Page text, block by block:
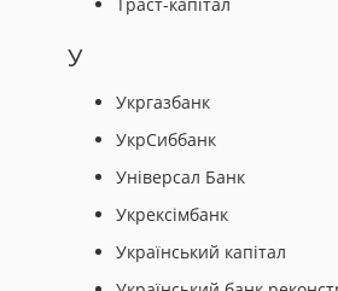
У
Укргазбанк
УкрСиббанк
Універсал Банк
Укрексімбанк
Український капітал